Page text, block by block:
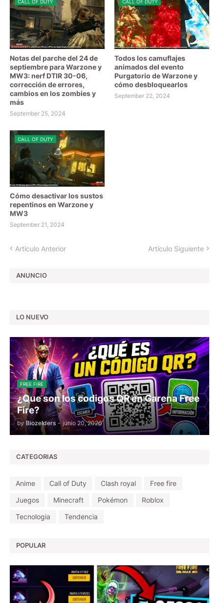
CALL OF DUTY
Notas del parche del 24 de
septiembre para Warzone y
MW3: nerf DTIR 30-06,
corrección de errores,
cambios en los zombies y
más
September 25, 2024
CALL OF DUTY
Todos los camuflajes
animados del evento
Purgatorio de Warzone y
cómo desbloquearlos
September 22, 2024
CALL OF DUTY
Cómo desactivar los sustos
repentinos en Warzone y
MW3
September 21, 2024
Artículo Anterior Artículo Siguiente
ANUNCIO
LO NUEVO
FREE FIRE
¿Que son los codigos QR en Garena Free
Fire?
by Biozelders - junio 20, 2026
CATEGORIAS
Anime Call of Duty Clash royal
Free fire
Juegos
Minecraft Pokémon
Roblox
Tecnologia
Tendencia
POPULAR